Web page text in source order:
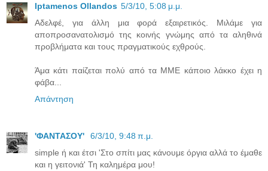
Iptamenos Ollandos 5/3/10, 5:08 μ.μ.
Αδελφέ, για άλλη μια φορά εξαιρετικός. Μιλάμε για
αποπροσανατολισμό της κοινής γνώμης από τα αληθινά
προβλήματα και τους πραγματικούς εχθρούς.
Άμα κάτι παίζεται πολύ από τα ΜΜΕ κάποιο λάκκο έχει η
φάβα...
Απάντηση
'ΦΑΝΤΑΣΟΥ'
6/3/10, 9:48 π.μ.
simple ή και έτσι 'Στο σπίτι μας κάνουμε όργια αλλά το έμαθε
και η γειτονιά' Τη καλημέρα μου!